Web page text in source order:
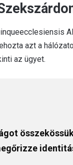
azt a
az ügyet.